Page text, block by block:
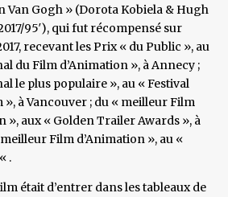
Van Gogh » (Dorota Kobiela & Hugh
95′), qui fut récompensé sur
recevant les Prix « du Public », au
du Film d’Animation », à Annecy ;
le plus populaire », au « Festival
à Vancouver ; du « meilleur Film
», aux « Golden Trailer Awards », à
Film d’Animation », au «
.
était d’entrer dans les tableaux de